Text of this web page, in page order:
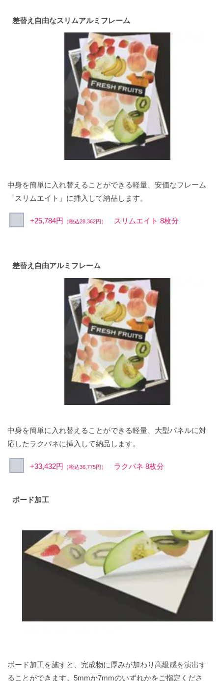
差替え自由なスリムアルミフレーム
中身を簡単に入れ替えることができる軽量、安価なフレーム
「スリムエイト」に挿入して納品します。
+25,784円 （税込28,362円） スリムエイト 8枚分
差替え自由アルミフレーム
中身を簡単に入れ替えることができる軽量、大型パネルに対
応したラクパネに挿入して納品します。
+33,432円 （税込36,775円） ラクパネ 8枚分
ボード加工
ボード加工を施すと、完成物に厚みが加わり高級感を演出す
ることができます。5mmか7mmのいずれかをご指定くださ